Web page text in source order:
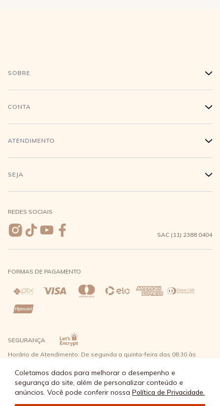
Coletamos dados para melhorar o desempenho e
segurança do site, além de personalizar conteúdo e
anúncios. Você pode conferir nossa Política de Privacidade.
SOBRE +
História
Conecte-se
CONTA +
Login
Meus pedidos
Wishlist
ATENDIMENTO +
Compra Segura
Entrega e Frete
Trocas e Devoluções
Direito de Arrependimento
Política de Privacidade
SEJA +
REDES SOCIAIS
SAC (11) 2388 0404
FORMAS DE PAGAMENTO
SEGURANÇA
Horário de Atendimento: De segunda a quinta-feira das 08:30 às
nível 2 - Bairro Capuava Mauá - São Paulo, CEP: 09380-115 - Água
Doce Comércio de Roupas e Acessórios Ltda - CNPJ: 57.484.768/0064-
© Água Doce 2026 - Todos os direitos reservados